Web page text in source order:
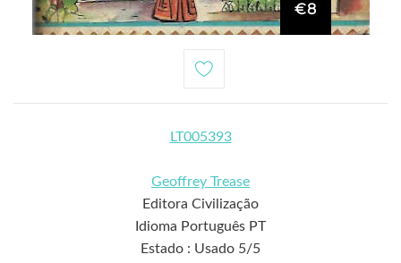
€8
LT005393
Geoffrey Trease
Editora Civilização
Idioma Português PT
Estado : Usado 5/5